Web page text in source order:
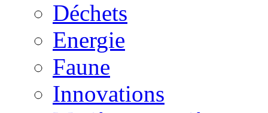
Déchets
Energie
Faune
Innovations